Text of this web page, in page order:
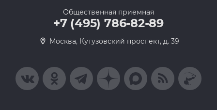
Общественная приемная
+7 (495) 786-82-89
Москва, Кутузовский проспект, д. 39